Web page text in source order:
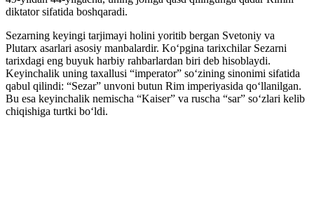
diktator sifatida boshqaradi.
Sezarning keyingi tarjimayi holini yoritib bergan Svetoniy va
Plutarx asarlari asosiy manbalardir. Koʻpgina tarixchilar Sezarni
tarixdagi eng buyuk harbiy rahbarlardan biri deb hisoblaydi.
Keyinchalik uning taxallusi “imperator” soʻzining sinonimi sifatida
qabul qilindi: “Sezar” unvoni butun Rim imperiyasida qoʻllanilgan.
Bu esa keyinchalik nemischa “Kaiser” va ruscha “sar” soʻzlari kelib
chiqishiga turtki boʻldi.